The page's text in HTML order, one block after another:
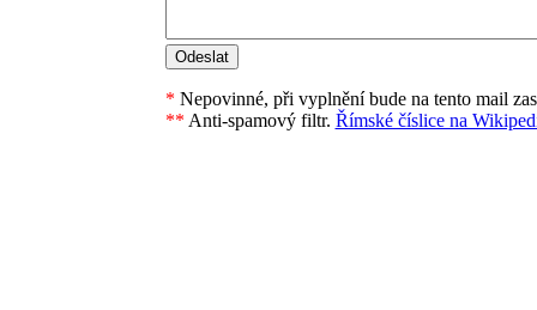
* Nepovinné, při vyplnění bude na tento mail
** Anti-spamový filtr. Římské číslice na